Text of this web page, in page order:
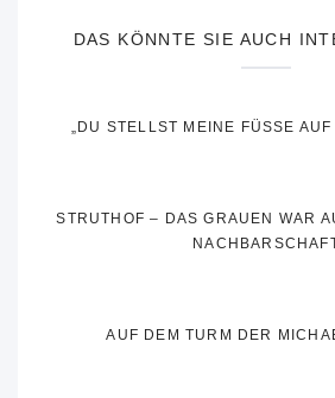
DAS KÖNNTE SIE AUCH
„DU STELLST MEINE FÜSSE AUF
STRUTHOF – DAS GRAUEN WAR
AUF DEM TURM DER